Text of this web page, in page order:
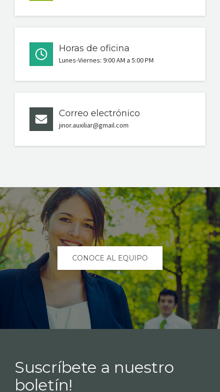
Horas de oficina
Lunes-Viernes: 9:00 AM a 5:00 PM
Correo electrónico
jinor.auxiliar@gmail.com
CONOCE AL EQUIPO
Suscríbete a nuestro
boletín!